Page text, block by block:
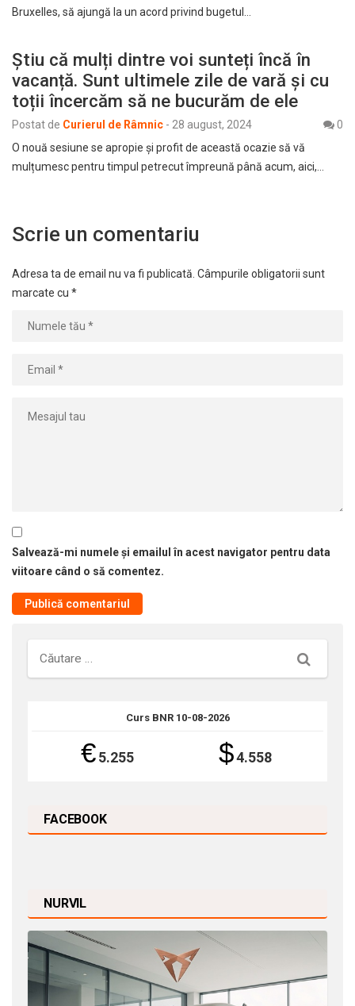
Bruxelles, să ajungă la un acord privind bugetul…
Știu că mulți dintre voi sunteți încă în
vacanță. Sunt ultimele zile de vară și cu
toții încercăm să ne bucurăm de ele
Postat de Curierul de Râmnic - 28 august, 2024
0
O nouă sesiune se apropie și profit de această ocazie să vă
mulțumesc pentru timpul petrecut împreună până acum, aici,…
Scrie un comentariu
Adresa ta de email nu va fi publicată. Câmpurile obligatorii sunt
marcate cu *
Salvează-mi numele și emailul în acest navigator pentru data
viitoare când o să comentez.
Căutare
Curs BNR 10-08-2026
€5.255 $4.558
FACEBOOK
NURVIL